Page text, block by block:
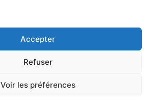
Accepter
Refuser
Voir les préférences